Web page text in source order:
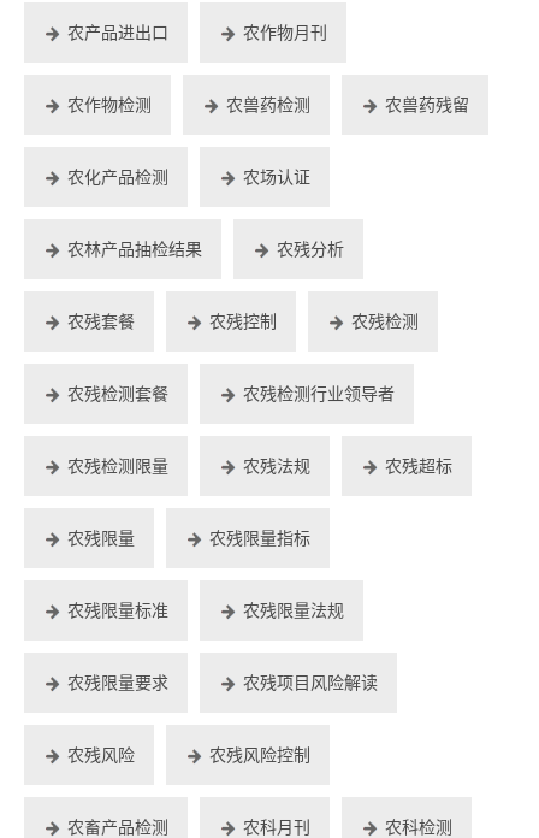
农产品进出口 农作物月刊
农作物检测 农兽药检测 农兽药残留
农化产品检测 农场认证
农林产品抽检结果 农残分析
农残套餐 农残控制 农残检测
农残检测套餐 农残检测行业领导者
农残检测限量 农残法规 农残超标
农残限量 农残限量指标
农残限量标准 农残限量法规
农残限量要求 农残项目风险解读
农残风险 农残风险控制
农畜产品检测 农科月刊 农科检测